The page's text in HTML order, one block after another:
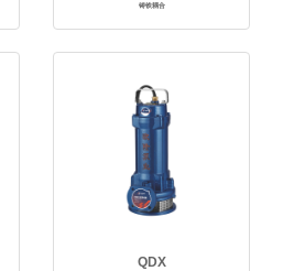
铸铁耦合
QDX